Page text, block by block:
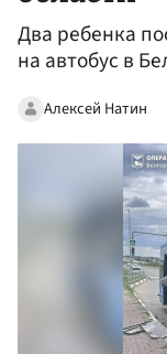
Два ребенка
на автобус в
Алексей Натин